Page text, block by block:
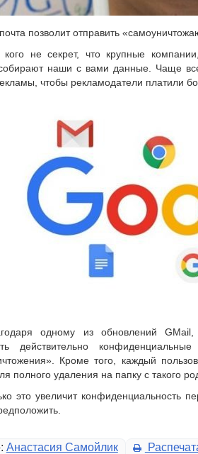
позволит отправить
не секрет, что крупные
наши с вами данные. Чаще
чтобы рекламодатели платили
одному из обновлений GMail,
действительно
Кроме того, каждый
полного удаления на папку с такого
это увеличит конфиденциальность
Анастасия Самойлик